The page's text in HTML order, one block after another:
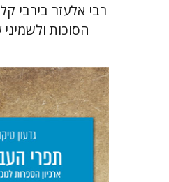
רבי אלעזר בירבי
הסוכות
גדעון טיקוצקי